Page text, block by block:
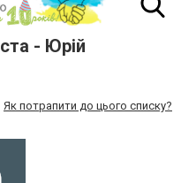
- Юрій
Як потрапити до цього списку?